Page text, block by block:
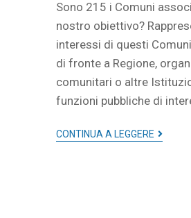
Sono 215 i Comuni
nostro obiettivo?
interessi di questi
di fronte a Regione,
comunitari o altre
funzioni pubbliche di
CONTINUA A LEGGERE